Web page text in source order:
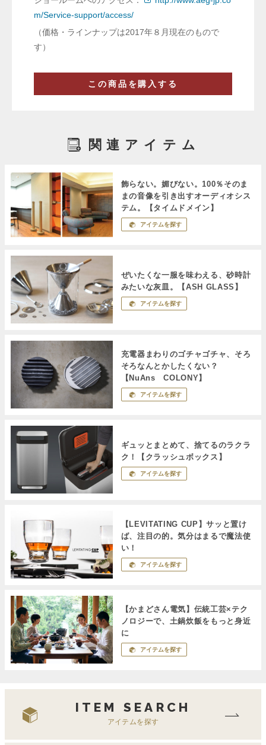
m/Service-support/access/
（価格・ラインナップは2017年８月現在のもので
す）
この商品を購入する
関連アイテム
飾らない。媚びない。100％そのま
まの音像を引き出すオーディオシス
テム。【タイムドメイン】
アイテムを探す
ぜいたくな一服を味わえる、砂時計
みたいな灰皿。【ASH GLASS】
アイテムを探す
充電器まわりのゴチャゴチャ、そろ
そろなんとかしたくない？
【NuAns COLONY】
アイテムを探す
ギュッとまとめて、捨てるのラクラ
ク！【クラッシュボックス】
アイテムを探す
【LEVITATING CUP】サッと置け
ば、注目の的。気分はまるで魔法使
い！
アイテムを探す
【かまどさん電気】伝統工芸×テク
ノロジーで、土鍋炊飯をもっと身近
に
アイテムを探す
ITEM SEARCH
アイテムを探す